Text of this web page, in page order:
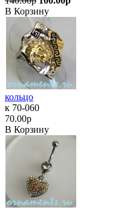
В Корзину
кольцо
к 70-060
70.00р
В Корзину